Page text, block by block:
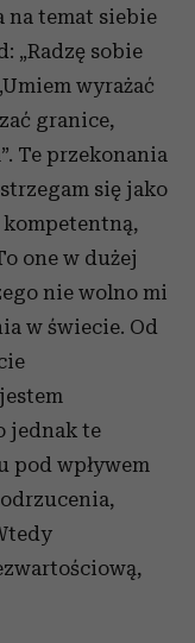
na temat siebie
„Radzę sobie
wyrażać
granice,
Te przekonania
się jako
kompetentną,
one w dużej
nie wolno mi
w świecie. Od
jednak te
pod wpływem